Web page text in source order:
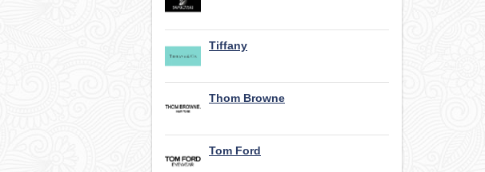
Tiffany
Thom Browne
Tom Ford